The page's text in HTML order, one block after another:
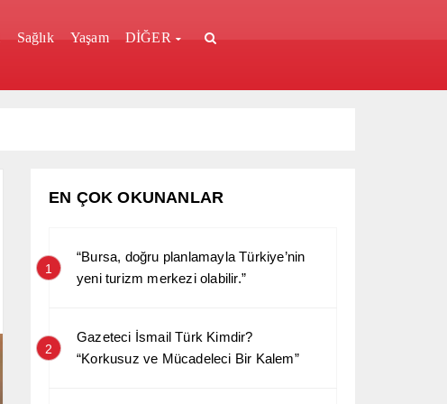
Sağlık Yaşam DİĞER
EN ÇOK OKUNANLAR
1
“Bursa, doğru planlamayla Türkiye’nin
yeni turizm merkezi olabilir.”
2
Gazeteci İsmail Türk Kimdir?
“Korkusuz ve Mücadeleci Bir Kalem”